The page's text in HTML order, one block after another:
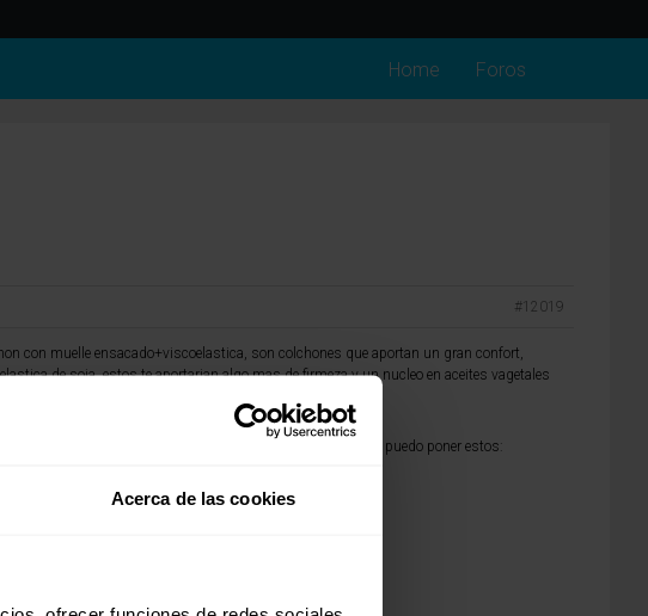
Acerca de las cookies
Home Foros
#12019
con muelle ensacado+viscoelastica, son colchones que aportan un gran confort,
de soja, estos te aportarian algo mas de firmeza y un nucleo en aceites vagetales
fabricantes, todos ellos de calidad como ejemplo te puedo poner estos: